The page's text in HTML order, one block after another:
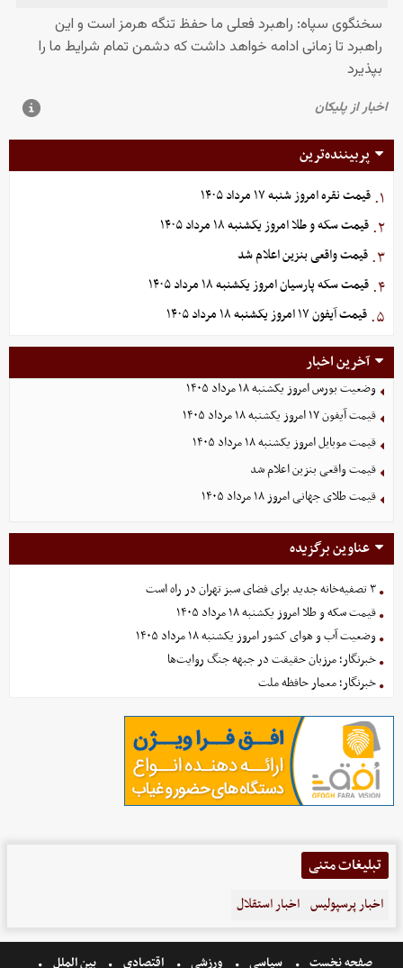
پربیننده‌ترین
۱. قیمت نقره امروز شنبه ۱۷ مرداد ۱۴۰۵
۲. قیمت سکه و طلا امروز یکشنبه ۱۸ مرداد ۱۴۰۵
۳. قیمت واقعی بنزین اعلام شد
۴. قیمت سکه پارسیان امروز یکشنبه ۱۸ مرداد ۱۴۰۵
۵. قیمت آیفون ۱۷ امروز یکشنبه ۱۸ مرداد ۱۴۰۵
آخرین اخبار
وضعیت بورس امروز یکشنبه ۱۸ مرداد ۱۴۰۵
قیمت آیفون ۱۷ امروز یکشنبه ۱۸ مرداد ۱۴۰۵
قیمت موبایل‌ امروز یکشنبه ۱۸ مرداد ۱۴۰۵
قیمت واقعی بنزین اعلام شد
قیمت طلای جهانی امروز ۱۸ مرداد ۱۴۰۵
عناوین برگزیده
۳ تصفیه‌خانه جدید برای فضای سبز تهران در راه است
قیمت سکه و طلا امروز یکشنبه ۱۸ مرداد ۱۴۰۵
وضعیت آب و هوای کشور امروز یکشنبه ۱۸ مرداد ۱۴۰۵
خبرنگار؛ مرزبان حقیقت در جبهه جنگ روایت‌ها
خبرنگار؛ معمار حافظه ملت
تبلیغات متنی
اخبار پرسپولیس اخبار استقلال
صفحه نخست سیاسی ورزشی اقتصادی بین الملل